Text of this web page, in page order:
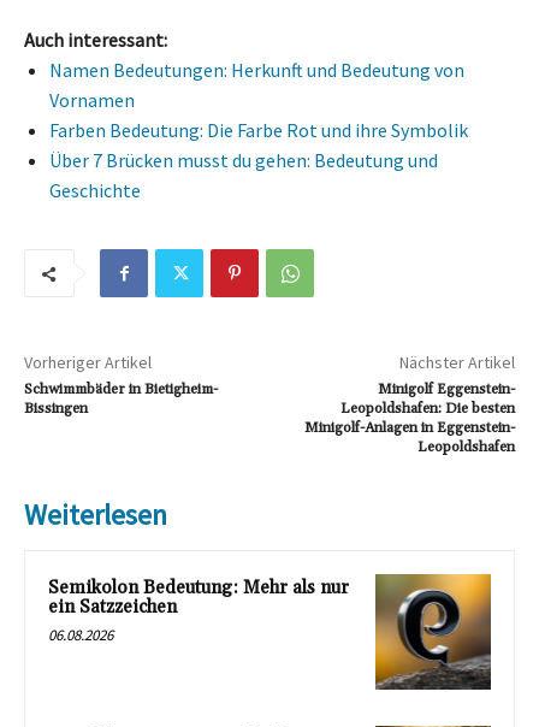
Auch interessant:
Namen Bedeutungen: Herkunft und Bedeutung von
Vornamen
Farben Bedeutung: Die Farbe Rot und ihre Symbolik
Über 7 Brücken musst du gehen: Bedeutung und
Geschichte
Vorheriger Artikel
Schwimmbäder in Bietigheim-
Bissingen
Nächster Artikel
Minigolf Eggenstein-
Leopoldshafen: Die besten
Minigolf-Anlagen in Eggenstein-
Leopoldshafen
Weiterlesen
Semikolon Bedeutung: Mehr als nur
ein Satzzeichen
06.08.2026